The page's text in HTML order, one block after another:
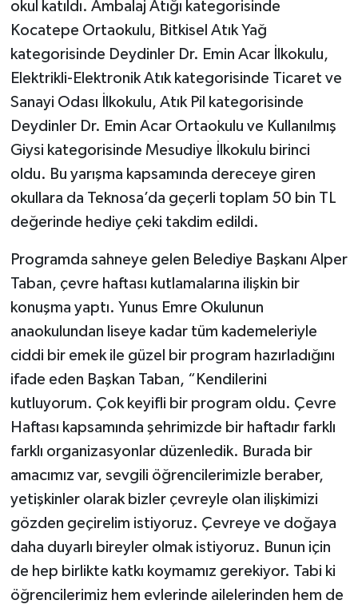
okul katıldı. Ambalaj Atığı kategorisinde
Kocatepe Ortaokulu, Bitkisel Atık Yağ
kategorisinde Deydinler Dr. Emin Acar İlkokulu,
Elektrikli-Elektronik Atık kategorisinde Ticaret ve
Sanayi Odası İlkokulu, Atık Pil kategorisinde
Deydinler Dr. Emin Acar Ortaokulu ve Kullanılmış
Giysi kategorisinde Mesudiye İlkokulu birinci
oldu. Bu yarışma kapsamında dereceye giren
okullara da Teknosa’da geçerli toplam 50 bin TL
değerinde hediye çeki takdim edildi.
Programda sahneye gelen Belediye Başkanı Alper
Taban, çevre haftası kutlamalarına ilişkin bir
konuşma yaptı. Yunus Emre Okulunun
anaokulundan liseye kadar tüm kademeleriyle
ciddi bir emek ile güzel bir program hazırladığını
ifade eden Başkan Taban, “Kendilerini
kutluyorum. Çok keyifli bir program oldu. Çevre
Haftası kapsamında şehrimizde bir haftadır farklı
farklı organizasyonlar düzenledik. Burada bir
amacımız var, sevgili öğrencilerimizle beraber,
yetişkinler olarak bizler çevreyle olan ilişkimizi
gözden geçirelim istiyoruz. Çevreye ve doğaya
daha duyarlı bireyler olmak istiyoruz. Bunun için
de hep birlikte katkı koymamız gerekiyor. Tabi ki
öğrencilerimiz hem evlerinde ailelerinden hem de